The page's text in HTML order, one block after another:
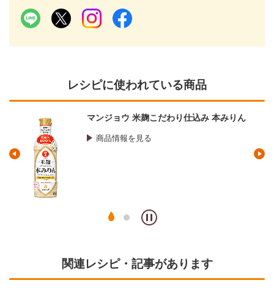
レシピに使われている商品
マンジョウ 米麹こだわり仕込み 本みりん
商品情報を見る
関連レシピ・記事があります